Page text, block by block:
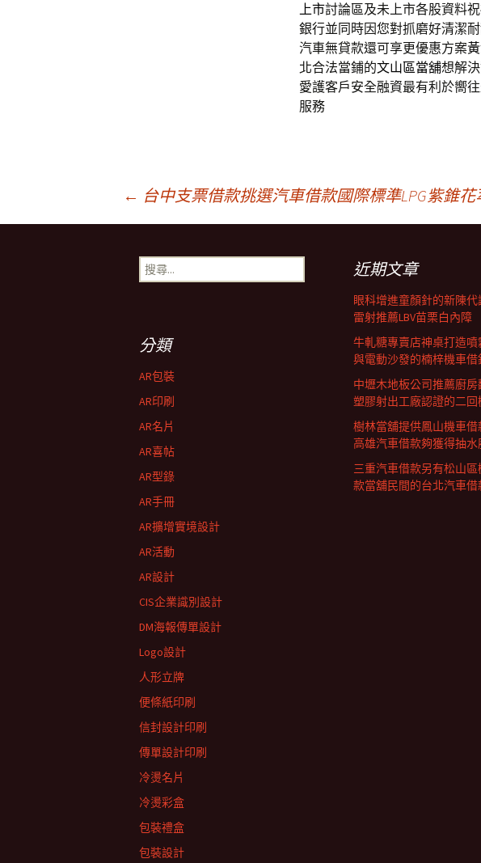
上市討論區及未上市各股資料
銀行並同時因您對抓磨好清潔
汽車無貸款還可享更優惠方案
北合法當鋪的文山區當舖想解
愛護客戶安全融資最有利於嚮
服務
← 台中支票借款挑選汽車借款國際標準LPG紫錐花
搜
尋
近期文章
眼科增進童顏針的新陳代
雷射推薦LBV苗栗白內障
牛軋糖專賣店神桌打造噴
與電動沙發的楠梓機車借
中壢木地板公司推薦廚房
塑膠射出工廠認證的二回
樹林當舖提供鳳山機車借
高雄汽車借款夠獲得抽水
三重汽車借款另有松山區
款當舖民間的台北汽車借
分類
AR包裝
AR印刷
AR名片
AR喜帖
AR型錄
AR手冊
AR擴增實境設計
AR活動
AR設計
CIS企業識別設計
DM海報傳單設計
Logo設計
人形立牌
便條紙印刷
信封設計印刷
傳單設計印刷
冷燙名片
冷燙彩盒
包裝禮盒
包裝設計